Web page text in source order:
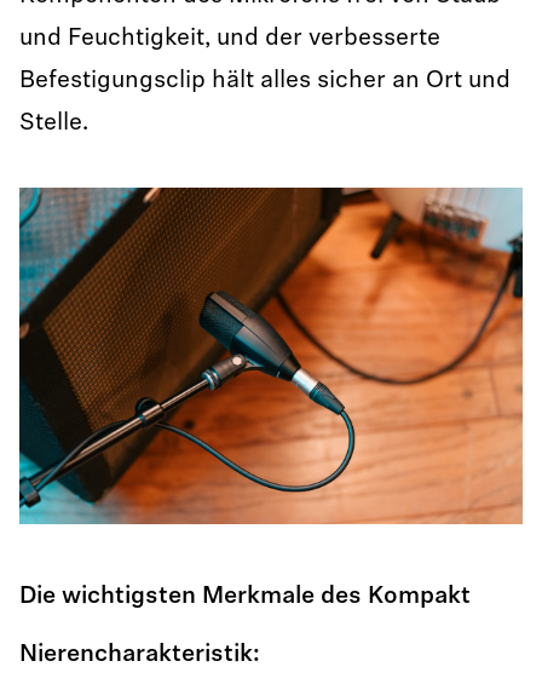
und Feuchtigkeit, und der verbesserte
Befestigungsclip hält alles sicher an Ort und
Stelle.
Die wichtigsten Merkmale des Kompakt
Nierencharakteristik: